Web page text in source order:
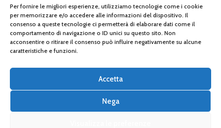
Per fornire le migliori esperienze, utilizziamo tecnologie come i cookie
per memorizzare e/o accedere alle informazioni del dispositivo. Il
consenso a queste tecnologie ci permetterà di elaborare dati come il
comportamento di navigazione o ID unici su questo sito. Non
acconsentire o ritirare il consenso può influire negativamente su alcune
caratteristiche e funzioni.
Accetta
Nega
© 2026 Arabesque Ballet Studio SSDRL P.IVA
03866540366 – Tel 059 472 0299 –
PRIVACY POLICY
Tutti i diritti riservati su testi e foto